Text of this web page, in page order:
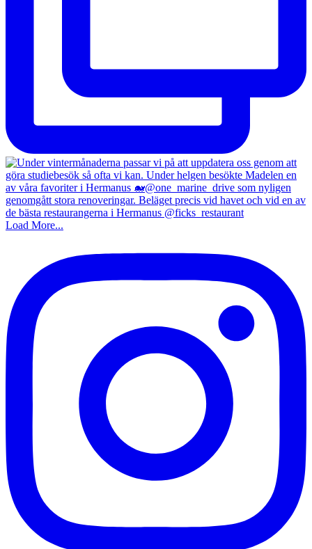
Load More...